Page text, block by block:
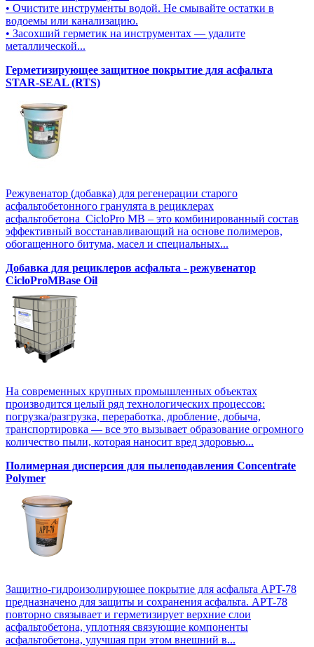
• Очистите инструменты водой. Не смывайте остатки в
водоемы или канализацию.
• Засохший герметик на инструментах — удалите
металлической...
Герметизирующее защитное покрытие для асфальта
STAR-SEAL (RTS)
Режувенатор (добавка) для регенерации старого
асфальтобетонного гранулята в рециклерах
асфальтобетона CicloPro MB – это комбинированный состав
эффективный восстанавливающий на основе полимеров,
обогащенного битума, масел и специальных...
Добавка для рециклеров асфальта - режувенатор
CicloProMBase Oil
На современных крупных промышленных объектах
производится целый ряд технологических процессов:
погрузка/разгрузка, переработка, дробление, добыча,
транспортировка — все это вызывает образование огромного
количество пыли, которая наносит вред здоровью...
Полимерная дисперсия для пылеподавления Concentrate
Polymer
Защитно-гидроизолирующее покрытие для асфальта APT-78
предназначено для защиты и сохранения асфальта. APT-78
повторно связывает и герметизирует верхние слои
асфальтобетона, уплотняя связующие компоненты
асфальтобетона, улучшая при этом внешний в...